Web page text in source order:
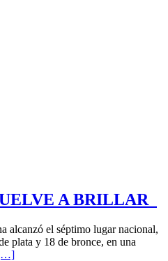
A BRILLAR
alcanzó el séptimo lugar nacional,
plata y 18 de bronce, en una